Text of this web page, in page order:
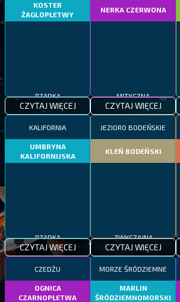
KOSTER
ŻAGLOPŁETWY
CZYTAJ WIĘCEJ
NERKA CZERWONA
CZYTAJ WIĘCEJ
KALIFORNIA
UMBRYNA
KALIFORNIJSKA
CZYTAJ WIĘCEJ
JEZIORO BODEŃSKIE
KLEŃ BODEŃSKI
CZYTAJ WIĘCEJ
CZEDŻU
OGNICA
CZARNOPŁETWA
MORZE ŚRÓDZIEMNE
MARLIN
ŚRÓDZIEMNOMORSKI